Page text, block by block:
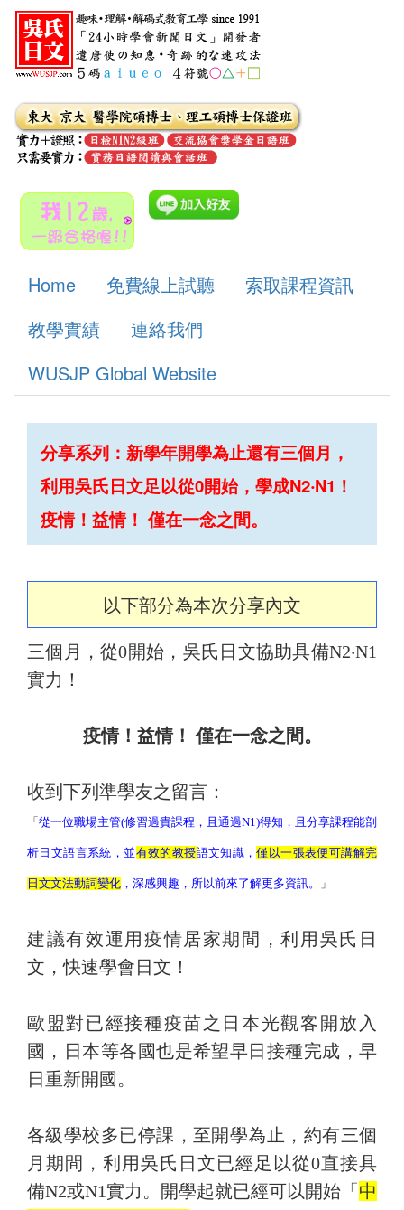
Home 免費線上試聽
索取課程資訊
教學實績
連絡我們
WUSJP Global Website
分享系列：新學年開學為止還有三個月，
利用吳氏日文足以從0開始，學成N2‧N1！
疫情！益情！ 僅在一念之間。
以下部分為本次分享內文
三個月，從0開始，吳氏日文協助具備N2‧N1
實力！
疫情！益情！ 僅在一念之間。
收到下列準學友之留言：
「 從一位職場主管(修習過貴課程，且通過N1)得知， 且分享課程能剖
析日文語言系統，並有效的教授語文知識，僅以一張表便可講解完
日文文法動詞變化 ，深感興趣， 所以前來了解更多資訊。 」
建議有效運用疫情居家期間，利用吳氏日
文，快速學會日文！
歐盟對已經接種疫苗之日本光觀客開放入
國，日本等各國也是希望早日接種完成，早
日重新開國。
各級學校多已停課，至開學為止，約有三個
月期間，利用吳氏日文已經足以從0直接具
備N2或N1實力。開學起就已經可以開始「 中